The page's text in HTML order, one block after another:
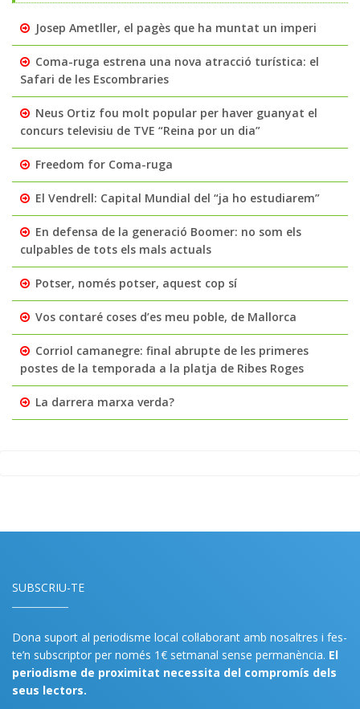
Josep Ametller, el pagès que ha muntat un imperi
Coma-ruga estrena una nova atracció turística: el
Safari de les Escombraries
Neus Ortiz fou molt popular per haver guanyat el
concurs televisiu de TVE “Reina por un dia”
Freedom for Coma-ruga
El Vendrell: Capital Mundial del “ja ho estudiarem”
En defensa de la generació Boomer: no som els
culpables de tots els mals actuals
Potser, només potser, aquest cop sí
Vos contaré coses d’es meu poble, de Mallorca
Corriol camanegre: final abrupte de les primeres
postes de la temporada a la platja de Ribes Roges
La darrera marxa verda?
SUBSCRIU-TE
Dona suport al periodisme local col·laborant amb nosaltres i fes-
te’n subscriptor per només 1€ setmanal sense permanència. El
periodisme de proximitat necessita del compromís dels
seus lectors.